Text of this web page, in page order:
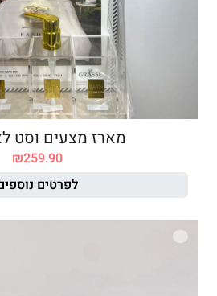
מארז מצעים וסט
₪259.90
לפרטים